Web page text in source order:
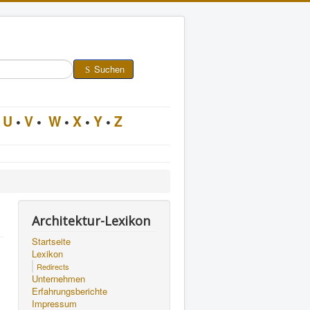
Suchen
U • V • W • X • Y • Z
Architektur-Lexikon
Startseite
Lexikon
Redirects
Unternehmen
Erfahrungsberichte
Impressum